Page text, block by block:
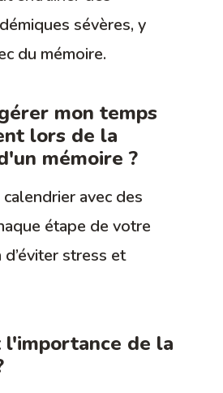
sévères, y
du mémoire.
mon temps
lors de la
mémoire ?
avec des
étape de votre
stress et
de la